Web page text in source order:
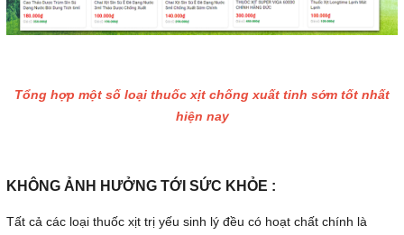
Tổng hợp một số loại thuốc xịt chống xuất tinh sớm tốt nhất
hiện nay
KHÔNG ẢNH HƯỞNG TỚI SỨC KHỎE :
Tất cả các loại thuốc xịt trị yếu sinh lý đều có hoạt chất chính là